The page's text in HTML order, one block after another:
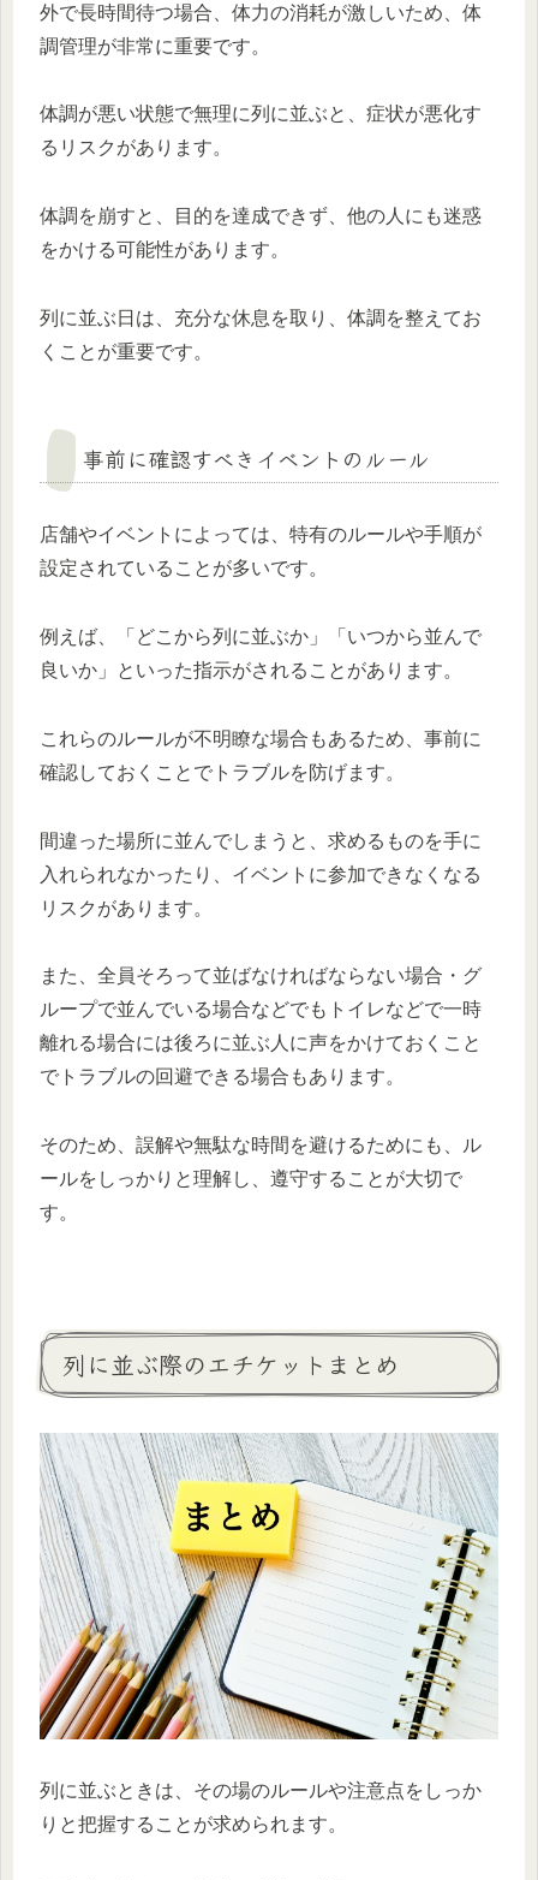
外で長時間待つ場合、体力の消耗が激しいため、体
調管理が非常に重要です。
体調が悪い状態で無理に列に並ぶと、症状が悪化す
るリスクがあります。
体調を崩すと、目的を達成できず、他の人にも迷惑
をかける可能性があります。
列に並ぶ日は、充分な休息を取り、体調を整えてお
くことが重要です。
事前に確認すべきイベントのルール
店舗やイベントによっては、特有のルールや手順が
設定されていることが多いです。
例えば、「どこから列に並ぶか」「いつから並んで
良いか」といった指示がされることがあります。
これらのルールが不明瞭な場合もあるため、事前に
確認しておくことでトラブルを防げます。
間違った場所に並んでしまうと、求めるものを手に
入れられなかったり、イベントに参加できなくなる
リスクがあります。
また、全員そろって並ばなければならない場合・グ
ループで並んでいる場合などでもトイレなどで一時
離れる場合には後ろに並ぶ人に声をかけておくこと
でトラブルの回避できる場合もあります。
そのため、誤解や無駄な時間を避けるためにも、ル
ールをしっかりと理解し、遵守することが大切で
す。
列に並ぶ際のエチケットまとめ
列に並ぶときは、その場のルールや注意点をしっか
りと把握することが求められます。